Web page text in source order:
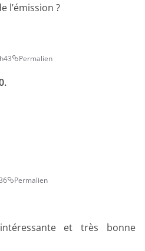
l’émission ?
Permalien
Permalien
et très bonne